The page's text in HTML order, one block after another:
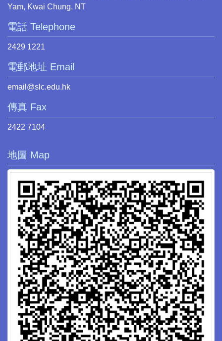
Yam, Kwai Chung, NT
電話 Telephone
2429 1221
電郵地址 Email
email@slc.edu.hk
傳真 Fax
2422 7104
地圖 Map